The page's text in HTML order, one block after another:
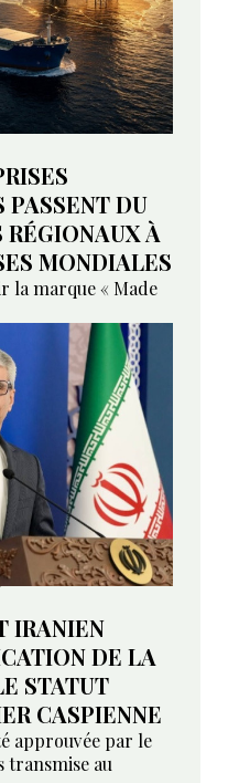
PASSENT DU
RÉGIONAUX À
MONDIALES
la marque « Made
IRANIEN
DE LA
STATUT
CASPIENNE
approuvée par le
transmise au